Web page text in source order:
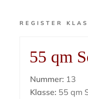
REGISTER
55 qm
Nummer: 13
Klasse: 55 qm